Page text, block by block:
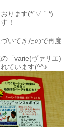
ります(*´▽｀*)
！
いてきたので再度
「varie(ヴァリエ)
ています(^^♪